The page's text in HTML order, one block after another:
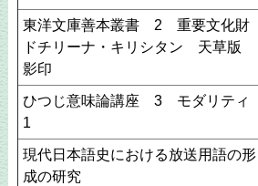
東洋文庫善本叢書 2 重要文化財
ドチリーナ・キリシタン 天草版
影印
ひつじ意味論講座 3 モダリティ
1
現代日本語史における放送用語の形
成の研究